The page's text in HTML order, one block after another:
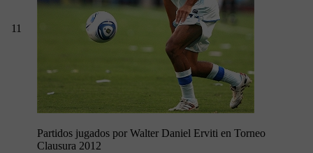
11
Partidos jugados por Walter Daniel Erviti en Torneo
Clausura 2012